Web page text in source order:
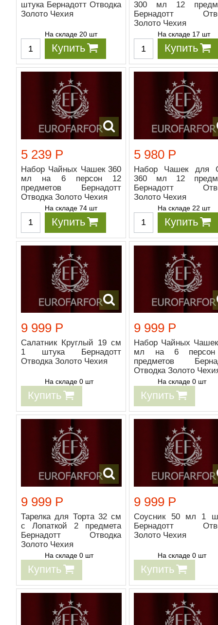
штука Бернадотт Отводка
Золото Чехия
На складе 20 шт
Купить
300 мл 12
Бернадотт
Золото Чехия
На складе 17 шт
Купить
5 239 Р
Набор Чайных Чашек 360
мл на 6 персон 12
предметов Бернадотт
Отводка Золото Чехия
На складе 74 шт
Купить
5 980 Р
Набор Чашек для
360 мл 12
Бернадотт
Золото Чехия
На складе 22 шт
Купить
9 999 Р
Салатник Круглый 19 см
1 штука Бернадотт
Отводка Золото Чехия
На складе 0 шт
Купить
9 999 Р
Набор Чайных
мл на 6
предметов
Отводка Золото
На складе 0 шт
Купить
9 999 Р
Тарелка для Торта 32 см
с Лопаткой 2 предмета
Бернадотт Отводка
Золото Чехия
На складе 0 шт
Купить
9 999 Р
Соусник 50 мл 1
Бернадотт
Золото Чехия
На складе 0 шт
Купить